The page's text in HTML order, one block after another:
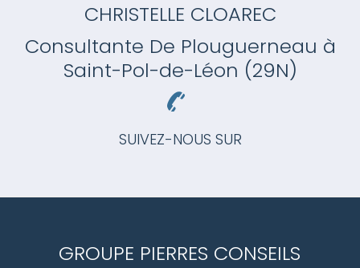
CHRISTELLE CLOAREC
Consultante De Plouguerneau à
Saint-Pol-de-Léon (29N)
SUIVEZ-NOUS SUR
GROUPE PIERRES CONSEILS